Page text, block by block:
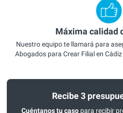
Máxima calidad
Nuestro equipo te llamará para
Abogados para Crear Filial en
Recibe 3
Cuéntanos tu casopara recibir